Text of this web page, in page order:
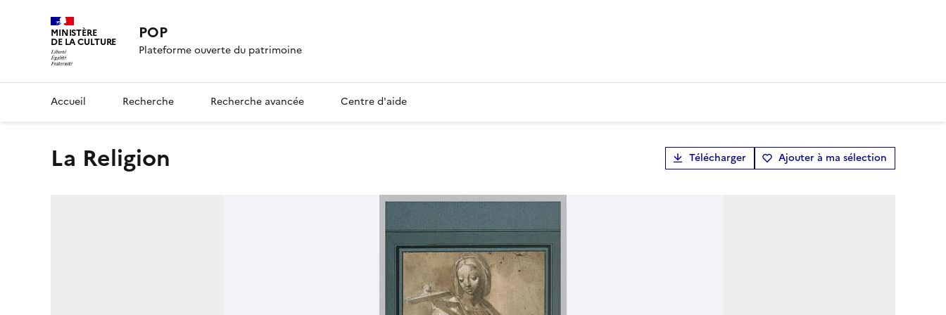
MINISTÈRE
DE LA CULTURE POP
Plateforme ouverte du patrimoine
Accueil Recherche Recherche avancée Centre d'aide
La Religion Télécharger Ajouter à ma sélection